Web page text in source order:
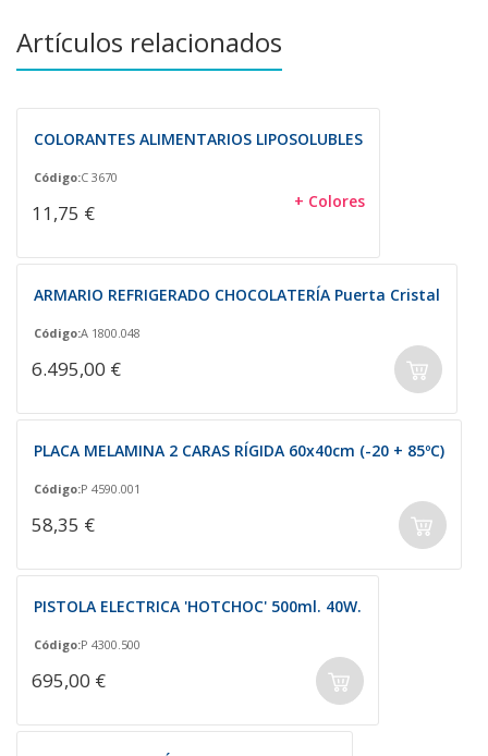
Artículos relacionados
COLORANTES ALIMENTARIOS LIPOSOLUBLES
Código:C 3670
11,75 € + Colores
ARMARIO REFRIGERADO CHOCOLATERÍA Puerta Cristal
Código:A 1800.048
6.495,00 €
PLACA MELAMINA 2 CARAS RÍGIDA 60x40cm (-20 + 85ºC)
Código:P 4590.001
58,35 €
PISTOLA ELECTRICA 'HOTCHOC' 500ml. 40W.
Código:P 4300.500
695,00 €